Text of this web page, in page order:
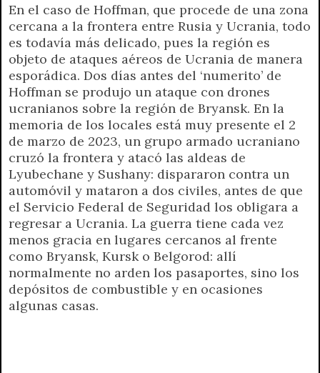
En el caso de Hoffman, que procede de una zona
cercana a la frontera entre Rusia y Ucrania, todo
es todavía más delicado, pues la región es
objeto de ataques aéreos de Ucrania de manera
esporádica. Dos días antes del ‘numerito’ de
Hoffman se produjo un ataque con drones
ucranianos sobre la región de Bryansk. En la
memoria de los locales está muy presente el 2
de marzo de 2023, un grupo armado ucraniano
cruzó la frontera y atacó las aldeas de
Lyubechane y Sushany: dispararon contra un
automóvil y mataron a dos civiles, antes de que
el Servicio Federal de Seguridad los obligara a
regresar a Ucrania. La guerra tiene cada vez
menos gracia en lugares cercanos al frente
como Bryansk, Kursk o Belgorod: allí
normalmente no arden los pasaportes, sino los
depósitos de combustible y en ocasiones
algunas casas.